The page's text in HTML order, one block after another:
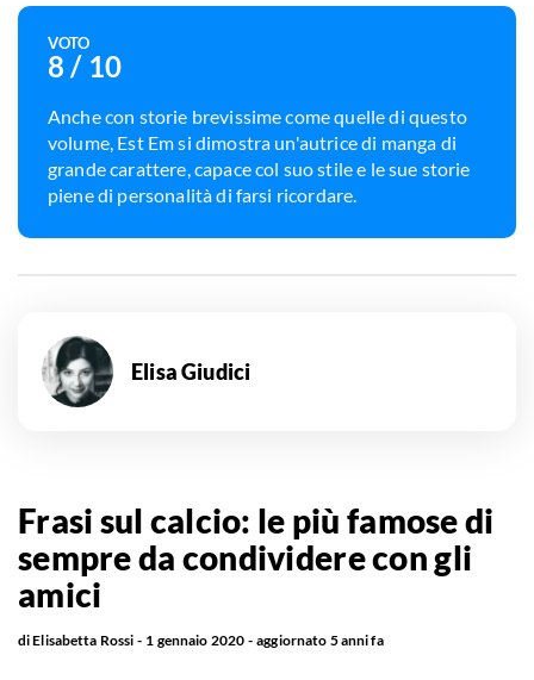
VOTO
8 / 10
Anche con storie brevissime come quelle di questo
volume, Est Em si dimostra un'autrice di manga di
grande carattere, capace col suo stile e le sue storie
piene di personalità di farsi ricordare.
Elisa Giudici
Frasi sul calcio: le più famose di
sempre da condividere con gli
amici
diElisabetta Rossi 1 gennaio 2020 aggiornato 5 anni fa